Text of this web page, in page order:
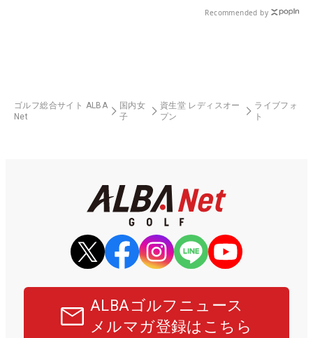
Recommended by
ゴルフ総合サイト ALBA
Net
国内女
子
資生堂 レディスオー
プン
ライブフォ
ト
ALBAゴルフニュース
メルマガ登録はこちら